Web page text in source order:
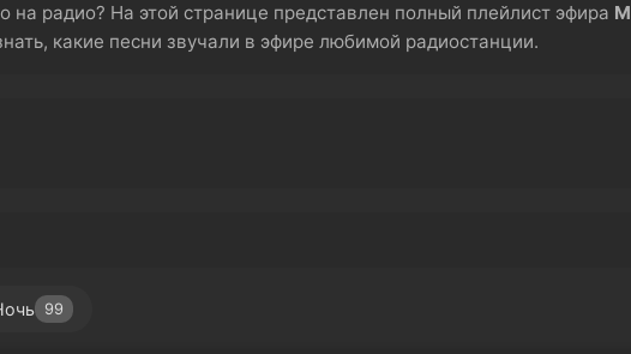
на радио? На этой странице представлен полный плейлист эфира
какие песни звучали в эфире любимой радиостанции.
99